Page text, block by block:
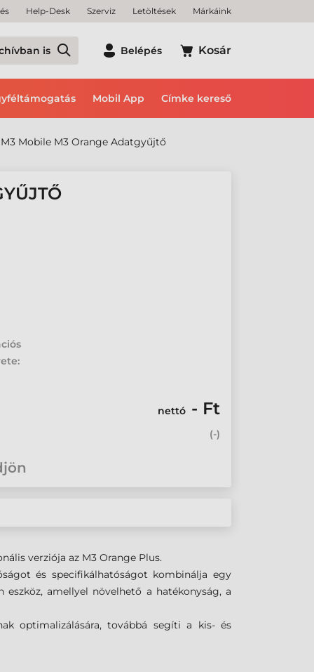
Help-Desk Szerviz Letöltések Márkáink
is Belépés Kosár
Mobil App Címke kereső
M3 Mobile M3 Orange Adatgyűjtő
nettó - Ft
(-)
verziója az M3 Orange Plus.
és specifikálhatóságot kombinálja egy
amellyel növelhető a hatékonyság, a
optimalizálására, továbbá segíti a kis- és